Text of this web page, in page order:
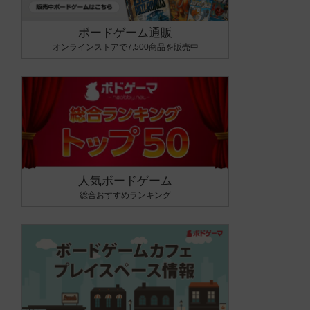
ボードゲーム通販
オンラインストアで7,500商品を販売中
人気ボードゲーム
総合おすすめランキング